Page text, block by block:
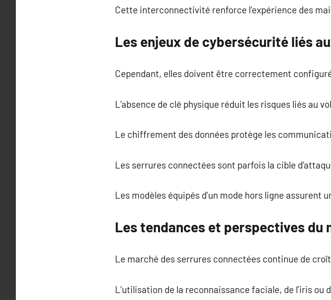
Cette interconnectivité renforce l’expérience des
Les enjeux de cybersécurité liés
Cependant, elles doivent être correctement
L’absence de clé physique réduit les risques liés au
Le chiffrement des données protège les
Les serrures connectées sont parfois la cible
Les modèles équipés d’un mode hors ligne assurent
Les tendances et perspectives du
Le marché des serrures connectées continue de
L’utilisation de la reconnaissance faciale, de l’iris